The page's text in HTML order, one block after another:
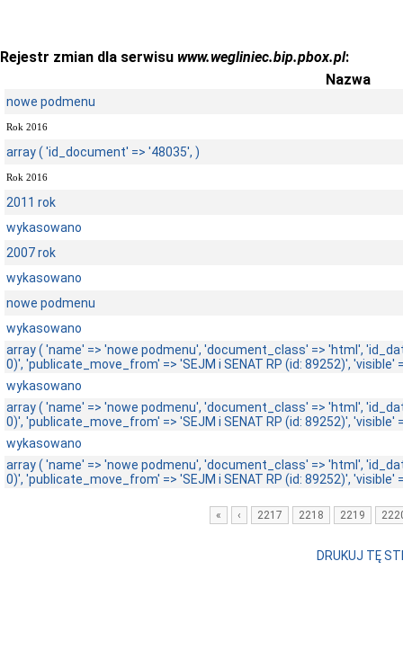
Rejestr zmian dla serwisu www.wegliniec.bip.pbox.pl:
Nazwa
nowe podmenu
Rok 2016
array ( 'id_document' => '48035', )
Rok 2016
2011 rok
wykasowano
2007 rok
wykasowano
nowe podmenu
wykasowano
array ( 'name' => 'nowe podmenu', 'document_class' => 'html',
0)', 'publicate_move_from' => 'SEJM i SENAT RP (id: 89252)', 'visible'
wykasowano
array ( 'name' => 'nowe podmenu', 'document_class' => 'html',
0)', 'publicate_move_from' => 'SEJM i SENAT RP (id: 89252)', 'visible'
wykasowano
array ( 'name' => 'nowe podmenu', 'document_class' => 'html',
0)', 'publicate_move_from' => 'SEJM i SENAT RP (id: 89252)', 'visible'
« ‹ 2217 2218 2219
DRUKUJ TĘ